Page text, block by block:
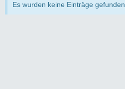
Es wurden keine Einträge gefunden.